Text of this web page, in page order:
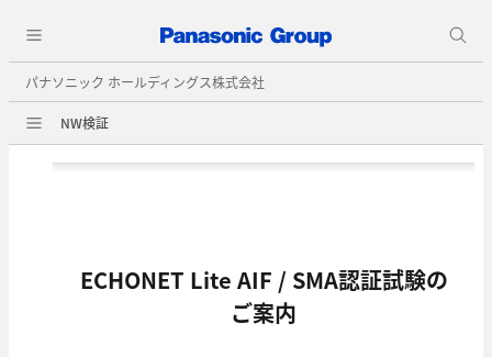
パナソニック ホールディングス株式会社
NW検証
ECHONET Lite AIF / SMA認証試験の
ご案内